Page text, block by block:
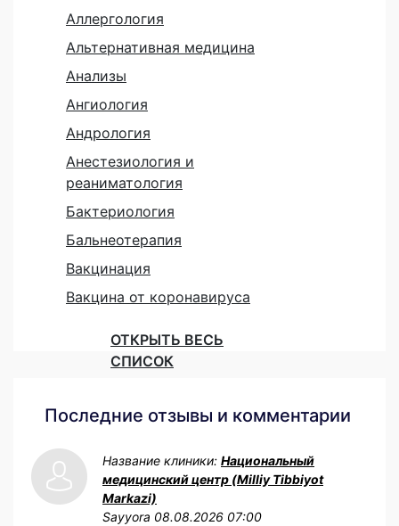
Аллергология
Альтернативная медицина
Анализы
Ангиология
Андрология
Анестезиология и
реаниматология
Бактериология
Бальнеотерапия
Вакцинация
Вакцина от коронавируса
ОТКРЫТЬ ВЕСЬ
СПИСОК
Последние отзывы и комментарии
Название клиники: Национальный
медицинский центр (Milliy Tibbiyot
Markazi)
Sayyora 08.08.2026 07:00